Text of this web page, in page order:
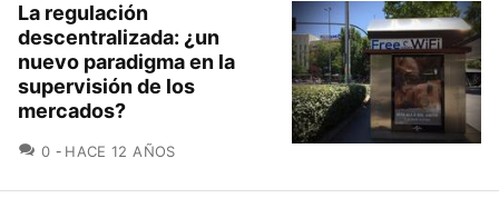
La regulación
descentralizada: ¿un
nuevo paradigma en la
supervisión de los
mercados?
0 COMENTARIOS
HACE 12 AÑOS